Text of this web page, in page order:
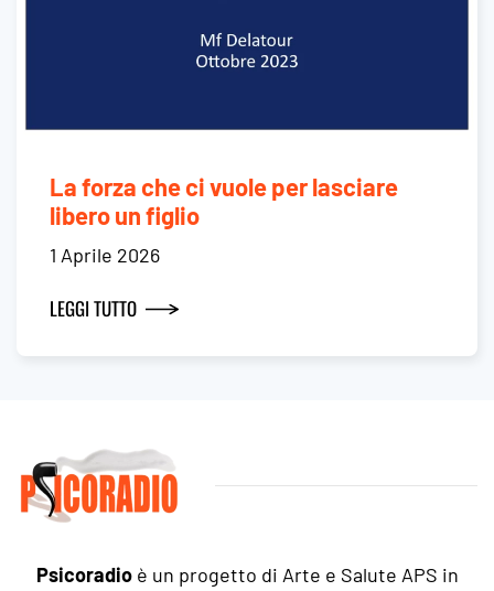
La forza che ci vuole per lasciare
libero un figlio
1 Aprile 2026
LEGGI TUTTO
Psicoradioè un progetto di Arte e Salute APS in